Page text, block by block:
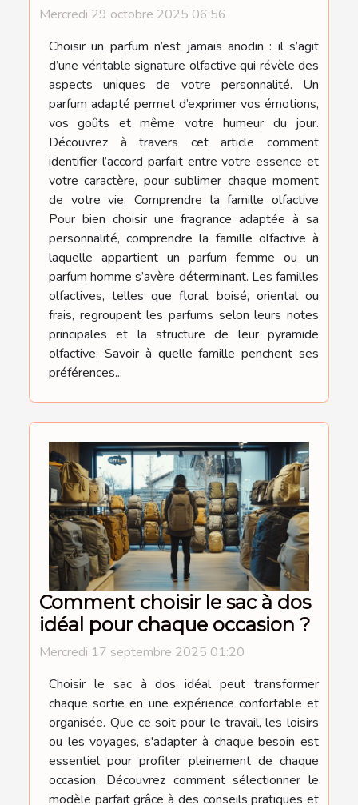
Mercredi 29 octobre 2025 06:56
Choisir un parfum n’est jamais anodin : il s’agit
d’une véritable signature olfactive qui révèle des
aspects uniques de votre personnalité. Un
parfum adapté permet d’exprimer vos émotions,
vos goûts et même votre humeur du jour.
Découvrez à travers cet article comment
identifier l’accord parfait entre votre essence et
votre caractère, pour sublimer chaque moment
de votre vie. Comprendre la famille olfactive
Pour bien choisir une fragrance adaptée à sa
personnalité, comprendre la famille olfactive à
laquelle appartient un parfum femme ou un
parfum homme s’avère déterminant. Les familles
olfactives, telles que floral, boisé, oriental ou
frais, regroupent les parfums selon leurs notes
principales et la structure de leur pyramide
olfactive. Savoir à quelle famille penchent ses
préférences...
Comment choisir le sac à dos
idéal pour chaque occasion ?
Mercredi 17 septembre 2025 01:20
Choisir le sac à dos idéal peut transformer
chaque sortie en une expérience confortable et
organisée. Que ce soit pour le travail, les loisirs
ou les voyages, s'adapter à chaque besoin est
essentiel pour profiter pleinement de chaque
occasion. Découvrez comment sélectionner le
modèle parfait grâce à des conseils pratiques et